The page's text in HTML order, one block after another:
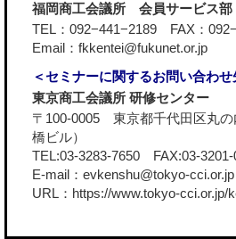
福岡商工会議所 会員サービス
TEL：092−441−2189 FAX：
Email：fkkentei@fukunet.or.jp
＜セミナーに関するお問い合わせ
東京商工会議所 研修センター
〒100-0005 東京都千代田区丸の
橋ビル）
TEL:03-3283-7650 FAX:03-3201-
E-mail：evkenshu@tokyo-cci.or.jp
URL： https://www.tokyo-cci.or.jp/